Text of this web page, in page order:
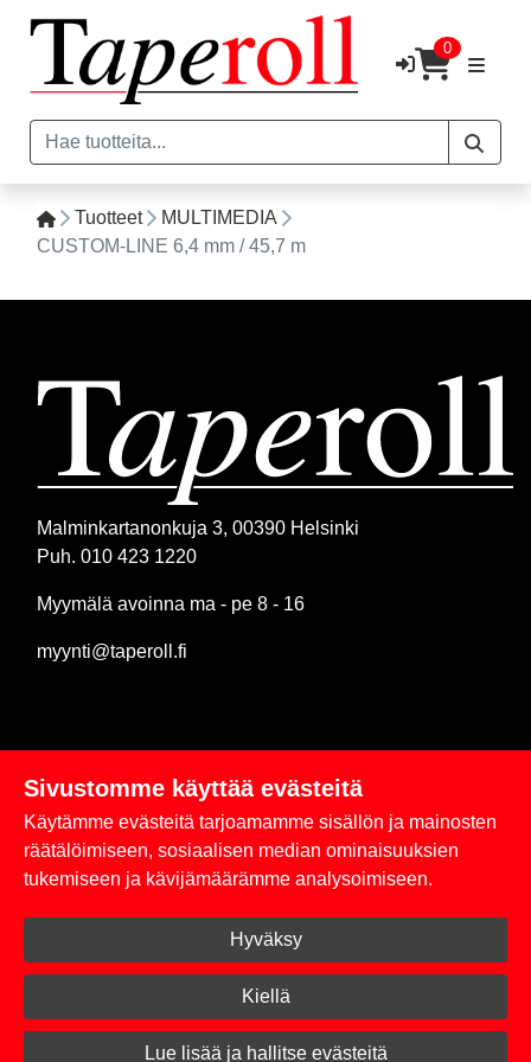
0
Tuotteet
MULTIMEDIA
CUSTOM-LINE 6,4 mm / 45,7 m
Malminkartanonkuja 3, 00390 Helsinki
Puh. 010 423 1220
Myymälä avoinna ma - pe 8 - 16
myynti@taperoll.fi
Linkit
Rekisteriseloste
Toimitus- ja maksuehdot
Kirjaudu sisään
© 2026 Taperoll
Sivustomme käyttää evästeitä
Käytämme evästeitä tarjoamamme sisällön ja mainosten
räätälöimiseen, sosiaalisen median ominaisuuksien
tukemiseen ja kävijämäärämme analysoimiseen.
Hyväksy
Kiellä
Lue lisää ja hallitse evästeitä